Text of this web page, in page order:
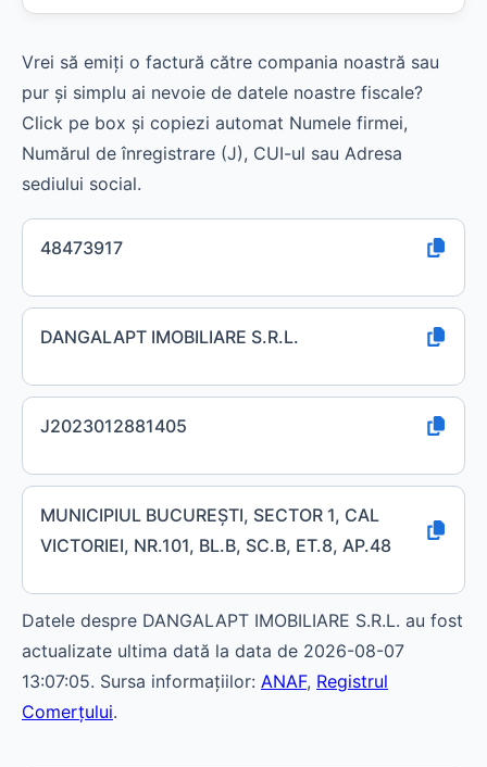
Vrei să emiți o factură către compania noastră sau
pur și simplu ai nevoie de datele noastre fiscale?
Click pe box și copiezi automat Numele firmei,
Numărul de înregistrare (J), CUI-ul sau Adresa
sediului social.
48473917
DANGALAPT IMOBILIARE S.R.L.
J2023012881405
MUNICIPIUL BUCUREŞTI, SECTOR 1, CAL
VICTORIEI, NR.101, BL.B, SC.B, ET.8, AP.48
Datele despre DANGALAPT IMOBILIARE S.R.L. au fost
actualizate ultima dată la data de 2026-08-07
13:07:05. Sursa informațiilor: ANAF, Registrul
Comerțului.